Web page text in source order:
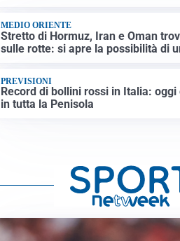
MEDIO ORIENTE
Stretto di Hormuz, Iran e Oman
sulle rotte: si apre la possibilità di
PREVISIONI
Record di bollini rossi in Italia:
in tutta la Penisola